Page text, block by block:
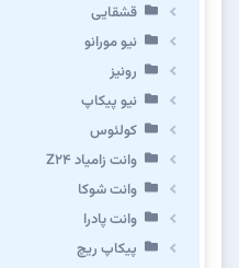
قشقایی
نیو مورانو
رونیز
نیو پیکاپ
كولئوس
وانت زامیاد Z24
وانت شوکا
وانت پادرا
پیکاپ ریچ